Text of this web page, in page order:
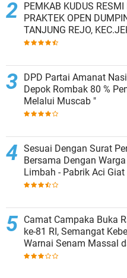
PEMKAB KUDUS RESMI HENTIKAN
PRAKTEK OPEN
TANJUNG REJO,
KAB.KUDUS,BERLAKUKAN
DPD Partai Amanat
Depok Rombak 80 %
Melalui Muscab "
Sesuai Dengan Surat
Bersama Dengan
Limbah - Pabrik Aci
Penampungan Air
Camat Campaka Buka
ke-81 RI, Semangat
Warnai Senam Massal
Karaoke Perangkat Desa